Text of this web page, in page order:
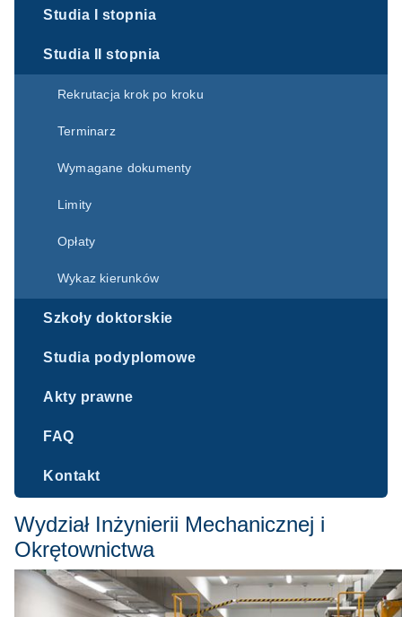
Studia I stopnia
Studia II stopnia
Rekrutacja krok po kroku
Terminarz
Wymagane dokumenty
Limity
Opłaty
Wykaz kierunków
Szkoły doktorskie
Studia podyplomowe
Akty prawne
FAQ
Kontakt
Wydział Inżynierii Mechanicznej i
Okrętownictwa